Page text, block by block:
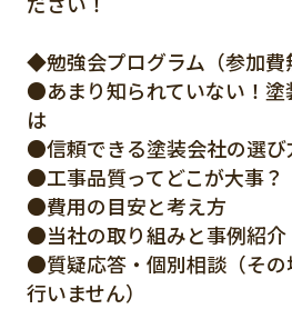
◆勉強会プログラム（参加費
●あまり知られていない！塗
は
●信頼できる塗装会社の選び
●工事品質ってどこが大事？
●費用の目安と考え方
●当社の取り組みと事例紹介
●質疑応答・個別相談（そ
行いません）